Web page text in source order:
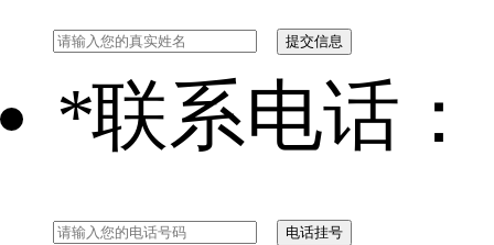
*联系电话：